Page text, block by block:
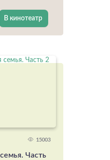
В кинотеатр
15003
Часть